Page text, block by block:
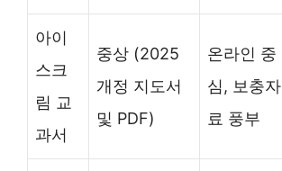
아이
스크
림 교
과서
중상 (2025
개정 지도서
및 PDF)
온라인 중
심, 보충자
료 풍부